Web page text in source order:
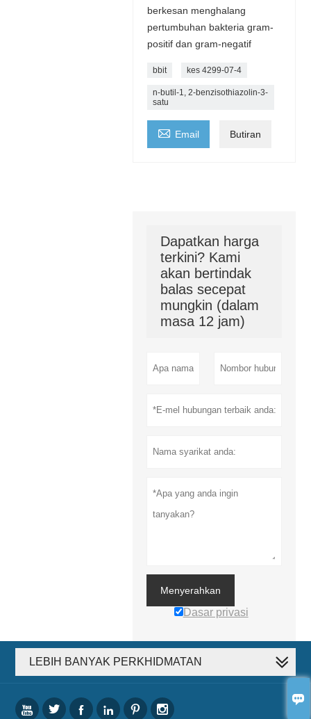

berkesan menghalang
pertumbuhan bakteria gram-
positif dan gram-negatif
bbit kes 4299-07-4
n-butil-1, 2-benzisothiazolin-3-
satu
 Email Butiran
Dapatkan harga
terkini? Kami
akan bertindak
balas secepat
mungkin (dalam
masa 12 jam)
Menyerahkan
Dasar privasi
LEBIH BANYAK PERKHIDMATAN
     